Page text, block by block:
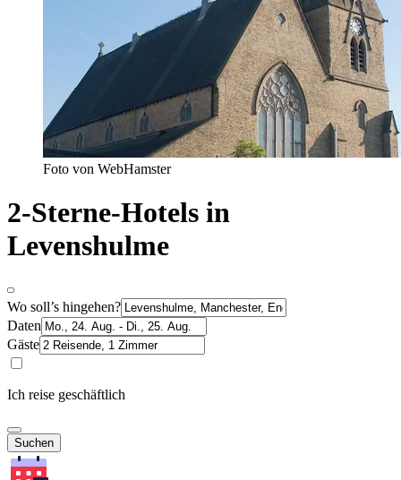
Foto von WebHamster
2-Sterne-Hotels in
Levenshulme
Wo soll’s hingehen?
Daten
Gäste
Ich reise geschäftlich
Suchen